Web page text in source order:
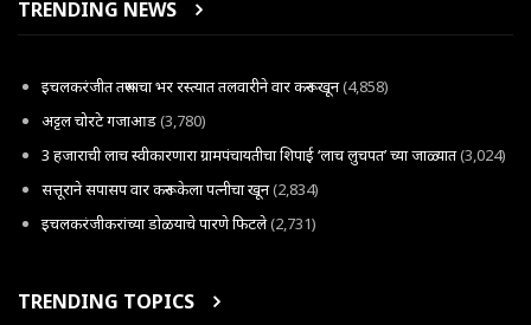
TRENDING NEWS
इचलकरंजीत तरूणाचा भर रस्त्यात तलवारीने वार करून खून(4,858)
अट्टल चोरटे गजाआड(3,780)
3 हजाराची लाच स्वीकारणारा ग्रामपंचायतीचा शिपाई ‘लाच लुचपत’ च्या जाळ्यात(3,024)
सत्तूराने सपासप वार करून केला पत्नीचा खून(2,834)
इचलकरंजीकरांच्या डोळयाचे पारणे फिटले(2,731)
TRENDING TOPICS